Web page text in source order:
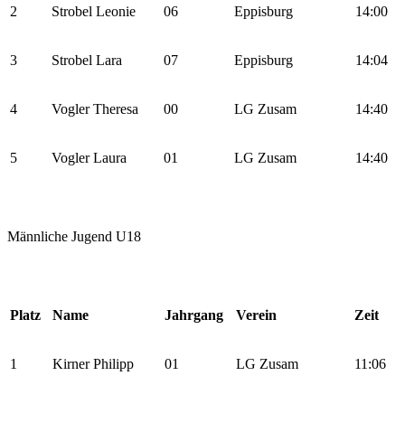
2 Strobel Leonie 06 Eppisburg 14:00
3 Strobel Lara 07 Eppisburg 14:04
4 Vogler Theresa 00 LG Zusam 14:40
5 Vogler Laura 01 LG Zusam 14:40
Männliche Jugend U18
Platz Name Jahrgang Verein Zeit
1 Kirner Philipp 01 LG Zusam 11:06